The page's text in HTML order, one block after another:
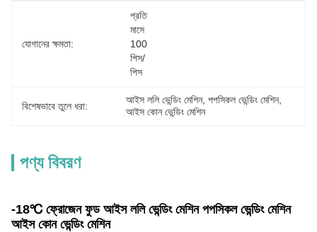
যোগানের ক্ষমতা:
প্রতি
মাসে
100
পিস/
পিস
বিশেষভাবে তুলে ধরা:
আইস ললি ভেন্ডিং মেশিন, পপসিকল ভেন্ডিং মেশিন,
আইস কোন ভেন্ডিং মেশিন
পণ্য বিবরণ
-18℃ ফ্রোজেন ফুড আইস ললি ভেন্ডিং মেশিন পপসিকল ভেন্ডিং মেশিন
আইস কোন ভেন্ডিং মেশিন